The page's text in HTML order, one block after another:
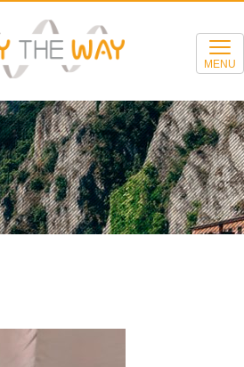
MENU